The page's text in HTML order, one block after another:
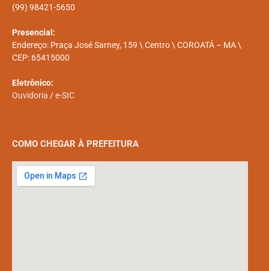
(99) 98421-5650
Presencial:
Endereço: Praça José Sarney, 159 \ Centro \ COROATÁ – MA \
CEP: 65415000
Eletrônico:
Ouvidoria /e-SIC
COMO CHEGAR À PREFEITURA